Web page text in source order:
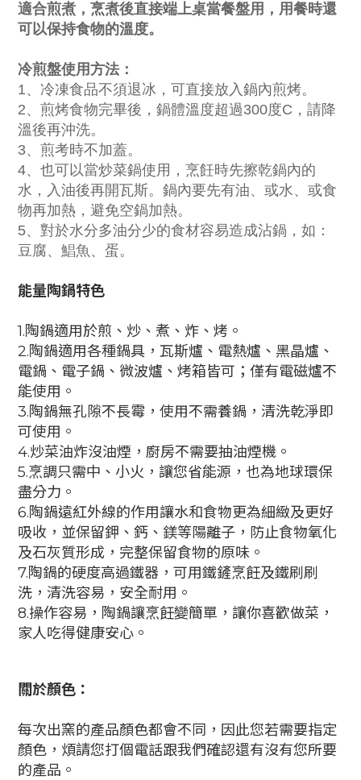
適合煎煮，烹煮後直接端上桌當餐盤用，用餐時還
可以保持食物的溫度。
冷煎盤使用方法：
1、冷凍食品不須退冰，可直接放入鍋內煎烤。
2、煎烤食物完畢後，鍋體溫度超過300度C，請降
溫後再沖洗。
3、煎考時不加蓋。
4、也可以當炒菜鍋使用，烹飪時先擦乾鍋內的
水，入油後再開瓦斯。鍋內要先有油、或水、或食
物再加熱，避免空鍋加熱。
5、對於水分多油分少的食材容易造成沾鍋，如：
豆腐、鯧魚、蛋。
能量陶鍋特色
1.陶鍋適用於煎、炒、煮、炸、烤。
2.陶鍋適用各種鍋具，瓦斯爐、電熱爐、黑晶爐、
電鍋、電子鍋、微波爐、烤箱皆可；僅有電磁爐不
能使用。
3.陶鍋無孔隙不長霉，使用不需養鍋，清洗乾淨即
可使用。
4.炒菜油炸沒油煙，廚房不需要抽油煙機。
5.烹調只需中、小火，讓您省能源，也為地球環保
盡分力。
6.陶鍋遠紅外線的作用讓水和食物更為細緻及更好
吸收，並保留鉀、鈣、鎂等陽離子，防止食物氧化
及石灰質形成，完整保留食物的原味。
7.陶鍋的硬度高過鐵器，可用鐵鏟烹飪及鐵刷刷
洗，清洗容易，安全耐用。
8.操作容易，陶鍋讓烹飪變簡單，讓你喜歡做菜，
家人吃得健康安心。
關於顏色：
每次出窯的產品顏色都會不同，因此您若需要指定
顏色，煩請您打個電話跟我們確認還有沒有您所要
的產品。